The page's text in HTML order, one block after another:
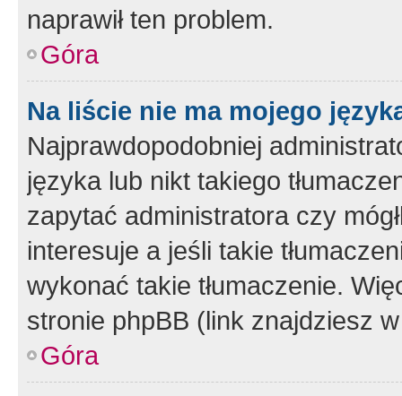
naprawił ten problem.
Góra
Na liście nie ma mojego
Najprawdopodobniej
języka lub nikt takiego
zapytać administratora czy
interesuje a jeśli takie
wykonać takie tłumaczenie.
stronie phpBB (link znajdziesz
Góra